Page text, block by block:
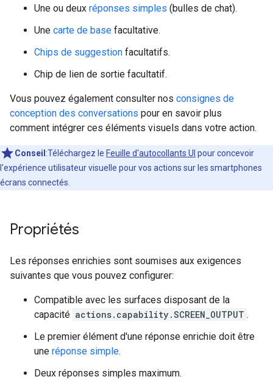
Une ou deux réponses simples (bulles de chat).
Une carte de base facultative.
Chips de suggestion facultatifs.
Chip de lien de sortie facultatif.
Vous pouvez également consulter nos consignes de
conception des conversations pour en savoir plus
comment intégrer ces éléments visuels dans votre action.
Conseil :Téléchargez le Feuille d'autocollants UI pour concevoir
l'expérience utilisateur visuelle pour vos actions sur les smartphones
écrans connectés.
Propriétés
Les réponses enrichies sont soumises aux exigences
suivantes que vous pouvez configurer:
Compatible avec les surfaces disposant de la
capacité actions.capability.SCREEN_OUTPUT .
Le premier élément d'une réponse enrichie doit être
une réponse simple.
Deux réponses simples maximum.